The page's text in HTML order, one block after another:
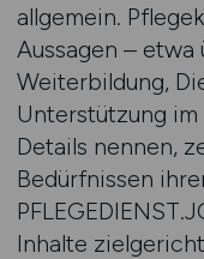
allgemein.
Aussagen –
Weiterbildung,
Unterstützung
Details nennen,
Bedürfnissen
Inhalte